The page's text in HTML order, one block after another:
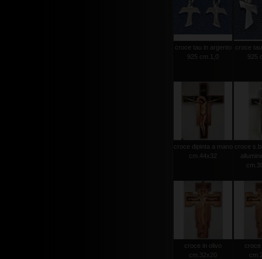
croce tau in argento
925 cm.1,0
croce
925
croce dipinta a mano
cm.44x32
croce
croce in olivo
cm.32x20
croce